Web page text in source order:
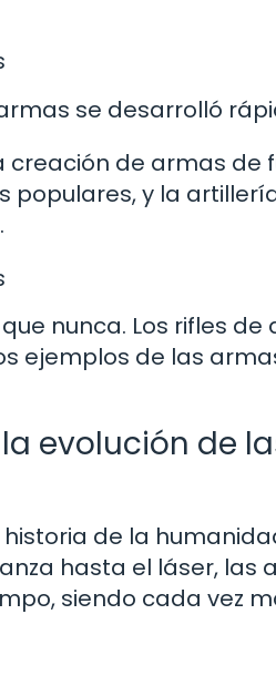
se desarrolló
creación de armas de
populares, y la
nunca. Los rifles de
ejemplos de las
evolución de
de la
hasta el láser, las
siendo cada vez